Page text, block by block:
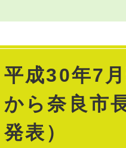
平成30年7
から奈良市
発表）